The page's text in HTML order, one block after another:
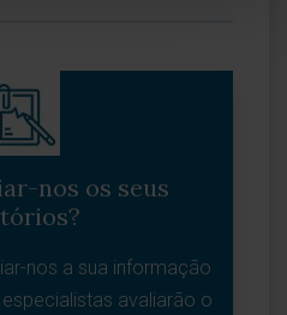
nos os seus
nos a sua informação
avaliarão o